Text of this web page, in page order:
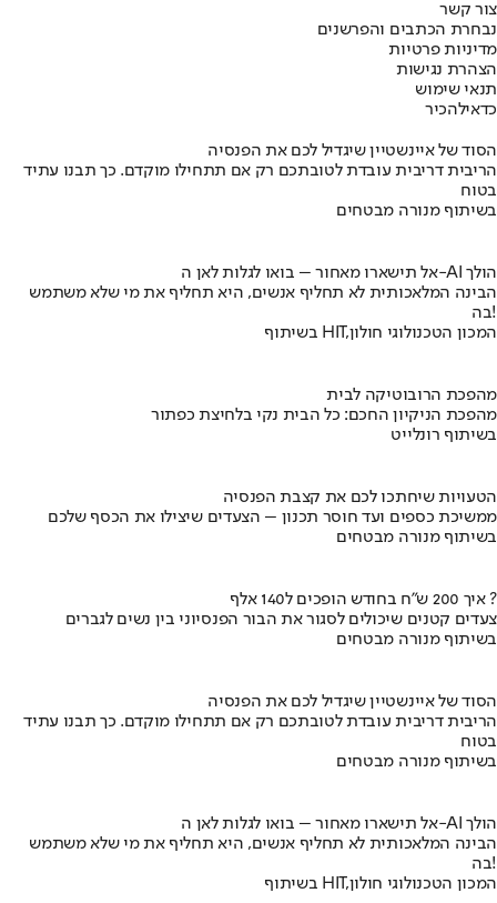
צור קשר
נבחרת הכתבים והפרשנים
מדיניות פרטיות
הצהרת נגישות
תנאי שימוש
כדאילהכיר
הסוד של איינשטיין שיגדיל לכם את הפנסיה
הריבית דריבית עובדת לטובתכם רק אם תתחילו מוקדם. כך תבנו עתיד
בטוח
בשיתוף מנורה מבטחים
אל תישארו מאחור – בואו לגלות לאן ה-AI הולך
הבינה המלאכותית לא תחליף אנשים, היא תחליף את מי שלא משתמש
בה!
בשיתוף HIT,המכון הטכנולוגי חולון
מהפכת הרובוטיקה לבית
מהפכת הניקיון החכם: כל הבית נקי בלחיצת כפתור
בשיתוף רונלייט
הטעויות שיחתכו לכם את קצבת הפנסיה
ממשיכת כספים ועד חוסר תכנון – הצעדים שיצילו את הכסף שלכם
בשיתוף מנורה מבטחים
איך 200 ש"ח בחודש הופכים ל140 אלף ?
צעדים קטנים שיכולים לסגור את הבור הפנסיוני בין נשים לגברים
בשיתוף מנורה מבטחים
הסוד של איינשטיין שיגדיל לכם את הפנסיה
הריבית דריבית עובדת לטובתכם רק אם תתחילו מוקדם. כך תבנו עתיד
בטוח
בשיתוף מנורה מבטחים
אל תישארו מאחור – בואו לגלות לאן ה-AI הולך
הבינה המלאכותית לא תחליף אנשים, היא תחליף את מי שלא משתמש
בה!
בשיתוף HIT,המכון הטכנולוגי חולון